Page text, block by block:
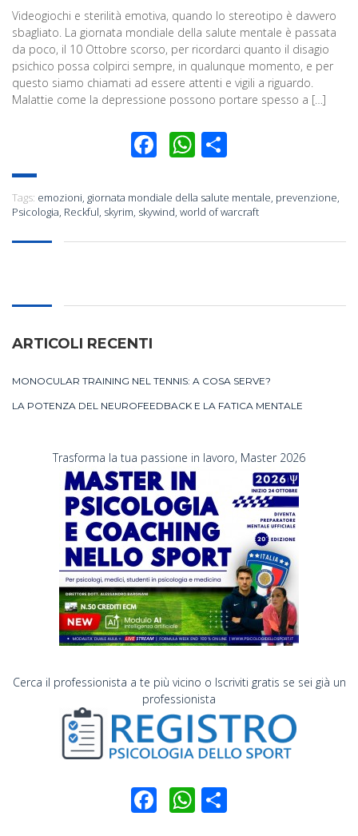
Videogiochi e sterilità emotiva, quando lo stereotipo è davvero
sbagliato. La giornata mondiale della salute mentale è passata
da poco, il 10 Ottobre scorso, per ricordarci quanto il disagio
psichico possa colpirci sempre, in qualunque momento, e per
questo siamo chiamati ad essere attenti e vigili a riguardo.
Malattie come la depressione possono portare spesso a […]
Facebook
WhatsApp
Tags: emozioni, giornata mondiale della salute mentale, prevenzione,
Psicologia, Reckful, skyrim, skywind, world of warcraft
ARTICOLI RECENTI
MONOCULAR TRAINING NEL TENNIS: A COSA SERVE?
LA POTENZA DEL NEUROFEEDBACK E LA FATICA MENTALE
Trasforma la tua passione in lavoro, Master 2026
Cerca il professionista a te più vicino o Iscriviti gratis se sei già un
professionista
Facebook
WhatsApp